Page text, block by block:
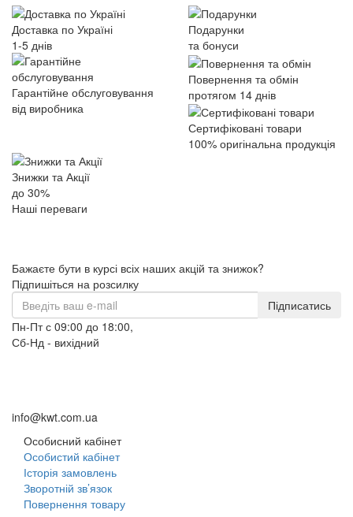
Доставка по Україні
1-5 днів
Подарунки
та бонуси
Гарантійне обслуговування
від виробника
Повернення та обмін
протягом 14 днів
Сертифіковані товари
100% оригінальна продукція
Знижки та Акції
до 30%
Наші переваги
Бажаєте бути в курсі всіх наших акцій та знижок?
Підпишіться на розсилку
Підписатись
Пн-Пт с 09:00 до 18:00,
Сб-Нд - вихідний
info@kwt.com.ua
Особисний кабінет
Особистий кабінет
Історія замовлень
Зворотній зв’язок
Повернення товару